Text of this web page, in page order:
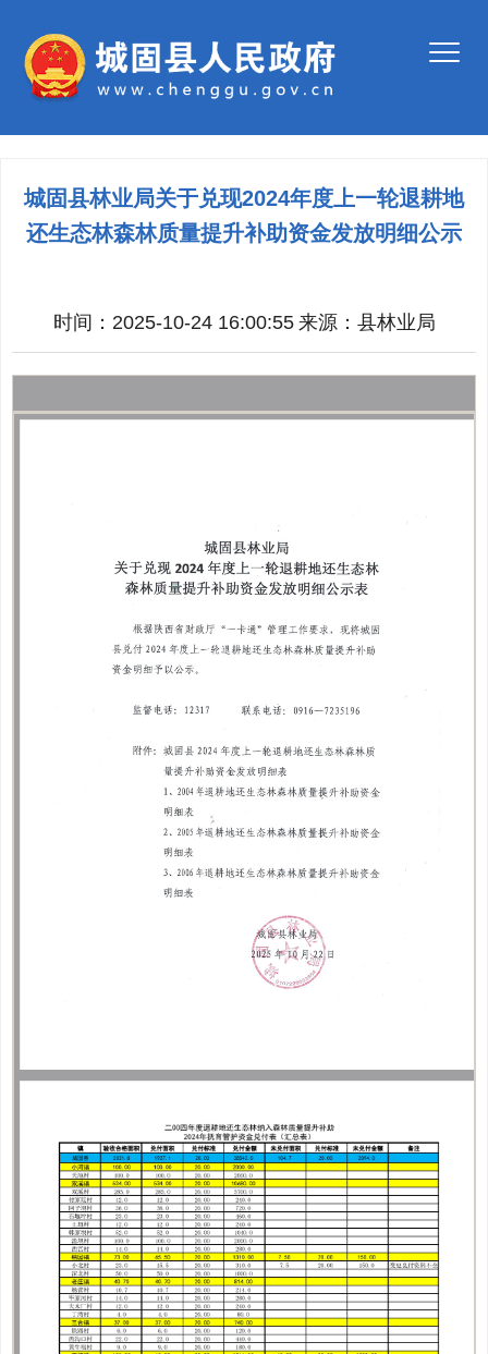
城固县林业局关于兑现2024年度上一轮退耕地
还生态林森林质量提升补助资金发放明细公示
时间：2025-10-24 16:00:55 来源： 县林业局